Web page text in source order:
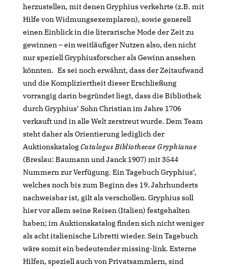
herzustellen, mit denen Gryphius verkehrte (z.B. mit
Hilfe von Widmungsexemplaren), sowie generell
einen Einblick in die literarische Mode der Zeit zu
gewinnen – ein weitläufiger Nutzen also, den nicht
nur speziell Gryphiusforscher als Gewinn ansehen
könnten. Es sei noch erwähnt, dass der Zeitaufwand
und die Kompliziertheit dieser Erschließung
vorrangig darin begründet liegt, dass die Bibliothek
durch Gryphius’ Sohn Christian im Jahre 1706
verkauft und in alle Welt zerstreut wurde. Dem Team
steht daher als Orientierung lediglich der
AuktionskatalogCatalogus Bibliothecae Gryphianae
(Breslau: Baumann und Janck 1907) mit 3544
Nummern zur Verfügung. Ein Tagebuch Gryphius’,
welches noch bis zum Beginn des 19. Jahrhunderts
nachweisbar ist, gilt als verschollen. Gryphius soll
hier vor allem seine Reisen (Italien) festgehalten
haben; im Auktionskatalog finden sich nicht weniger
als acht italienische Libretti wieder. Sein Tagebuch
wäre somit ein bedeutender missing-link. Externe
Hilfen, speziell auch von Privatsammlern, sind